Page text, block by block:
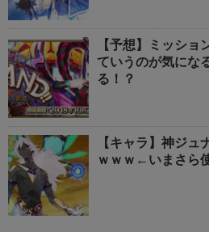
【予想】ミッショ
ていうのが気にな
る！？
【キャラ】神ジュ
ｗｗｗ←いまさら